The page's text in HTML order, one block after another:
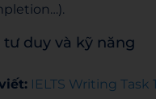
tư duy và kỹ năng
IELTS Writing Task